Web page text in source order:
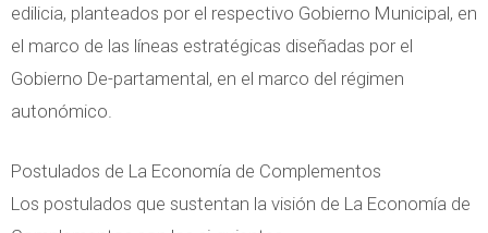
edilicia, planteados por el respectivo Gobierno Municipal, en
el marco de las líneas estratégicas diseñadas por el
Gobierno De-partamental, en el marco del régimen
autonómico.
Postulados de La Economía de Complementos
Los postulados que sustentan la visión de La Economía de